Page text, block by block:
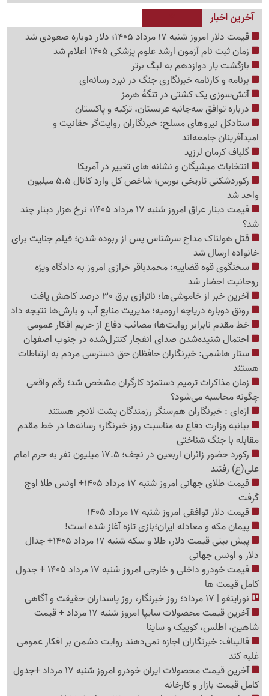
آخرین اخبار
قیمت دلار امروز شنبه 17 مرداد 1405؛ دلار دوباره صعودی شد
زمان ثبت نام آزمون ارشد علوم پزشکی 1405 اعلام شد
بازگشت یار دوازدهم به لیگ برتر
برنامه و کارنامه خبرنگاری جنگ در نبرد رسانه‌ای
آتش‌سوزی یک کشتی در تنگهٔ هرمز
درباره توافق سه‌جانبه عربستان، ترکیه و پاکستان
ستادکل نیروهای مسلح: خبرنگاران روایت‌گر حقانیت و
امیدآفرینان جامعه‌اند
گلباف کرمان لرزید
انتخابات میشیگان و نشانه های تغییر در آمریکا
رکوردشکنی تاریخی بورس؛ شاخص کل وارد کانال 5.5 میلیون
واحد شد
قیمت دینار عراق امروز شنبه 17 مرداد 1405؛ نرخ هزار دینار چند
شد؟
قتل هولناک مداح سرشناس پس از ربوده شدن؛ فیلم جنایت برای
خانواده ارسال شد
سخنگوی قوه قضاییه: محمدباقر خرازی امروز به دادگاه ویژه
روحانیت احضار شد
آخرین خبر از خاموشی‌ها؛ ناترازی برق 30 درصد کاهش یافت
رونق دوباره دریاچه ارومیه؛ مدیریت منابع آب و بارش‌ها نتیجه داد
خط مقدم نابرابر روایت‌ها؛ مصائب دفاع از حریم افکار عمومی
احتمال شنیده‌شدن صدای انفجار کنترل‌شده در جنوب اصفهان
ستار هاشمی: خبرنگاران حافظان حق دسترسی مردم به ارتباطات
هستند
زمان مذاکرات ترمیم دستمزد کارگران مشخص شد؛ رقم واقعی
چگونه محاسبه می‌شود؟
اژه‌ای : خبرنگاران هم‌سنگر رزمندگان پشت لانچر هستند
بیانیه وزارت دفاع به مناسبت روز خبرنگار؛ رسانه‌ها در خط مقدم
مقابله با جنگ شناختی
رکورد حضور زائران اربعین در نجف؛ 17.5 میلیون نفر به حرم امام
علی(ع) رفتند
قیمت طلای جهانی امروز شنبه 17 مرداد 1405+ اونس طلا اوج
گرفت
قیمت دلار توافقی امروز شنبه 17 مرداد 1405
پیمان مکه و معادله ایران؛بازی تازه آغاز شده است!
پیش ‌بینی قیمت دلار، طلا و سکه شنبه 17 مرداد 1405+ جدال
دلار و اونس جهانی
قیمت خودرو داخلی و خارجی امروز شنبه 17 مرداد 1405 + جدول
کامل قیمت ها
نوراینفو | 17 مرداد؛ روز خبرنگار، روز پاسداران حقیقت و آگاهی
آخرین قیمت محصولات سایپا امروز شنبه 17 مرداد + قیمت
شاهین، اطلس، کوییک و ساینا
قالیباف: خبرنگاران اجازه نمی‌دهند روایت دشمن بر افکار عمومی
غلبه کند
آخرین قیمت محصولات ایران خودرو امروز شنبه 17 مرداد +جدول
کامل قیمت بازار و کارخانه